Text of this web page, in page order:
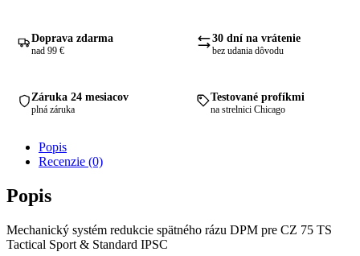
Standard
IPSC
Doprava zdarma
nad 99 €
30 dní na vrátenie
bez udania dôvodu
Záruka 24 mesiacov
plná záruka
Testované profíkmi
na strelnici Chicago
Popis
Recenzie (0)
Popis
Mechanický systém redukcie spätného rázu DPM pre CZ 75 TS
Tactical Sport & Standard IPSC